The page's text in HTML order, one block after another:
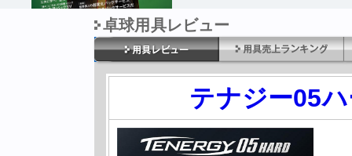
1970年1月01日 発売卓球用具レビュー
テナジー05